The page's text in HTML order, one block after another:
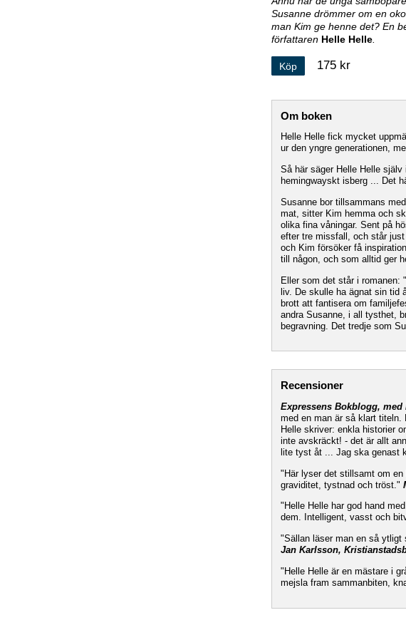
Susanne drömmer om en
man Kim ge henne det? En
författaren Helle Helle.
Köp 175 kr
Om boken
Helle Helle fick mycket
ur den yngre generationen,
Så här säger Helle Helle själv
hemingwayskt isberg ... Det
Susanne bor tillsammans
mat, sitter Kim hemma och
olika fina våningar. Sent på
efter tre missfall, och står
och Kim försöker få
till någon, och som alltid ger
Eller som det står i romanen:
liv. De skulle ha ägnat sin tid
brott att fantisera om
andra Susanne, i all tysthet,
begravning. Det tredje som
Recensioner
Expressens Bokblogg,
med en man är så klart titeln.
Helle skriver: enkla historier
inte avskräckt! - det är allt
lite tyst åt ... Jag ska genast
"Här lyser det stillsamt om en
graviditet, tystnad och tröst."
"Helle Helle har god hand
dem. Intelligent, vasst och
"Sällan läser man en så ytligt
Jan Karlsson,
"Helle Helle är en mästare i
mejsla fram sammanbiten,